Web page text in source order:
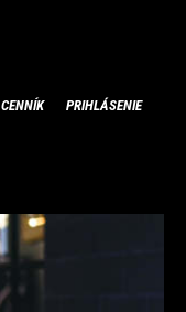
CENNÍK PRIHLÁSENIE